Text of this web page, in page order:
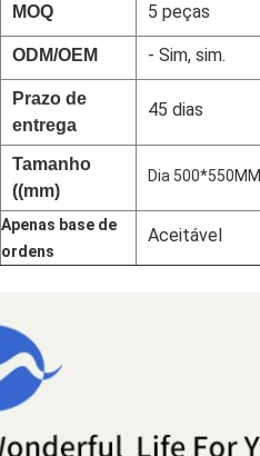
MOQ 5 peças
ODM/OEM - Sim, sim.
Prazo de
entrega
45 dias
Tamanho
((mm)
Dia 500*550MM
Apenas base de
ordens
Aceitável